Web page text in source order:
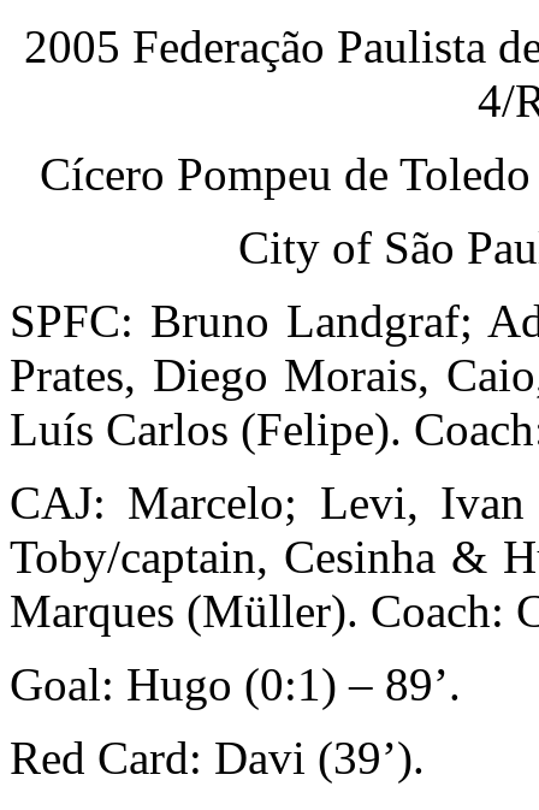
2005 Federação Paulista
4/
Cícero Pompeu de
City of São
SPFC: Bruno Landgraf;
Prates, Diego Morais,
Luís Carlos (Felipe).
CAJ: Marcelo; Levi,
Toby/captain, Cesinha &
Marques (Müller). Coach:
Goal: Hugo (0:1) – 89’.
Red Card: Davi (39’).